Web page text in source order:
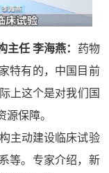
任 李海燕： 药物
特有的，中国目前
上这个是对我们国
保障。
主动建设临床试验
等。专家介绍，新